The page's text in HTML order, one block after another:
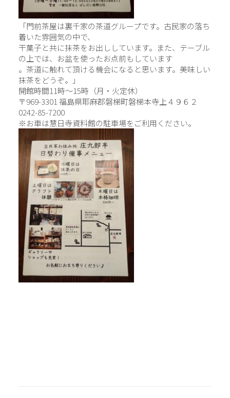
「門前茶屋は裏千家の茶道グループです。古民家の落ち
着いた雰囲気の中で、
干菓子と共に抹茶をお出ししています。また、テーブル
の上では、お盆を使ったお点前もしています
。茶道に触れて頂ける機会になると思います。美味しい
抹茶をどうぞ。」
開館時間11時～15時（月・火定休）
〒969-3301 福島県耶麻郡磐梯町磐梯本寺上４９６２
0242-85-7200
※お車は慧日寺資料館の駐車場をご利用ください。